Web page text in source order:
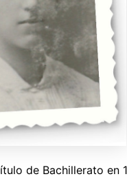
de Bachillerato en